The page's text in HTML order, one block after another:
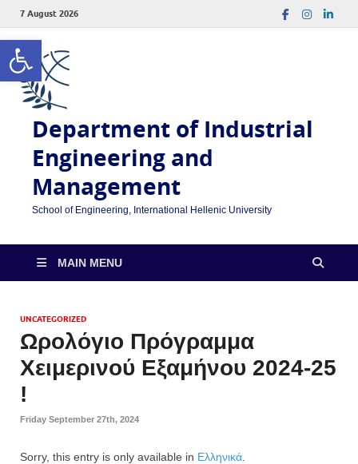
Open toolbar
7 August 2026
Department of Industrial
Engineering and
Management
School of Engineering, International Hellenic University
MAIN MENU
UNCATEGORIZED
Ωρολόγιο Πρόγραμμα
Χειμερινού Εξαμήνου 2024-25
!
Friday September 27th, 2024
Sorry, this entry is only available in Ελληνικά